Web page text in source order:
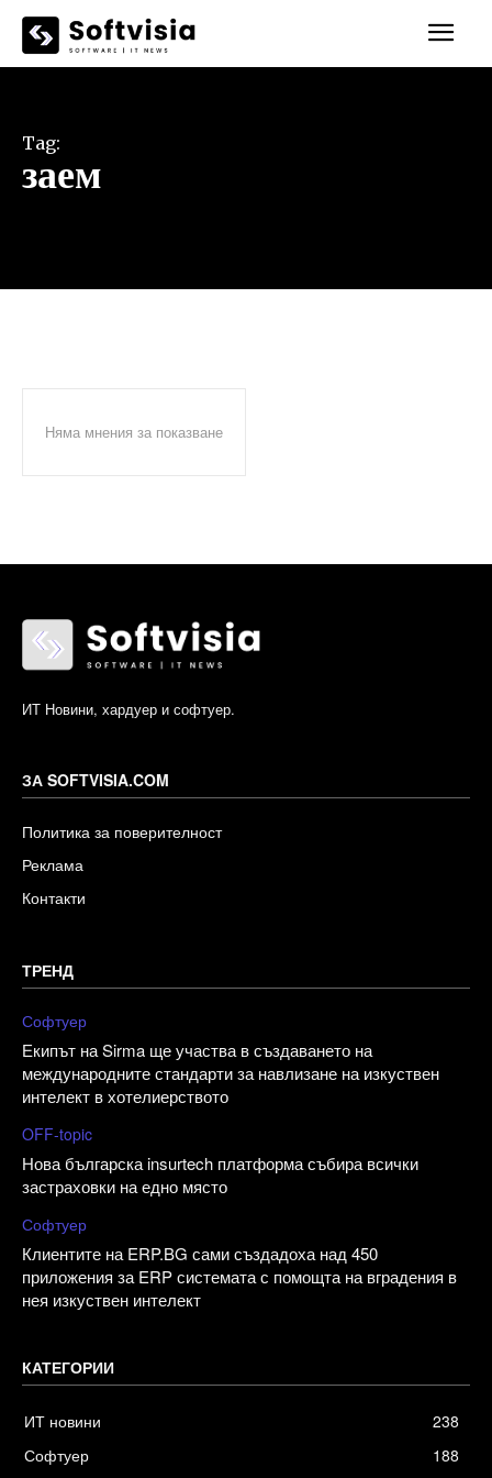
Tag:
заем
Няма мнения за показване
ИТ Новини, хардуер и софтуер.
ЗА SOFTVISIA.COM
Политика за поверителност
Реклама
Контакти
ТРЕНД
Софтуер
Екипът на Sirma ще участва в създаването на
международните стандарти за навлизане на изкуствен
интелект в хотелиерството
OFF-topic
Нова българска insurtech платформа събира всички
застраховки на едно място
Софтуер
Клиентите на ERP.BG сами създадоха над 450
приложения за ERP системата с помощта на вградения в
нея изкуствен интелект
КАТЕГОРИИ
ИТ новини
238
Софтуер
188